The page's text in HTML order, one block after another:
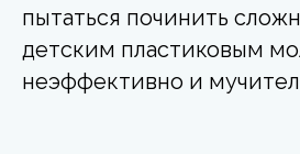
пытаться починить
детским пластиковым
неэффективно и